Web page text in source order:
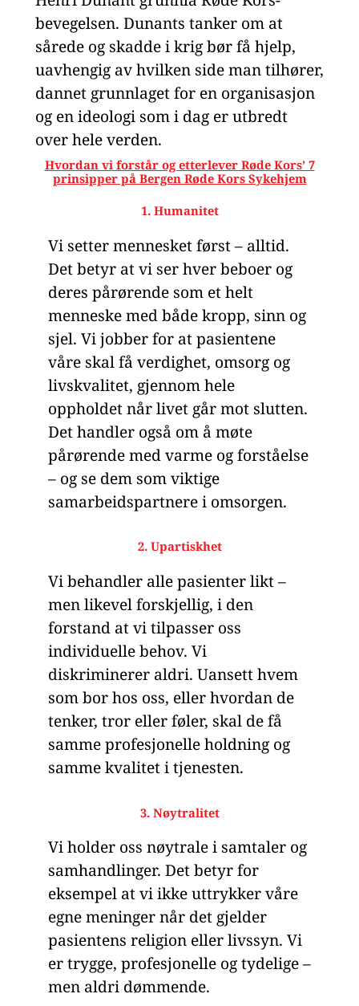
bevegelsen. Dunants tanker om at
sårede og skadde i krig bør få hjelp,
uavhengig av hvilken side man tilhører,
dannet grunnlaget for en organisasjon
og en ideologi som i dag er utbredt
over hele verden.
Hvordan vi forstår og etterlever Røde Kors’ 7
prinsipper på Bergen Røde Kors Sykehjem
1. Humanitet
Vi setter mennesket først – alltid.
Det betyr at vi ser hver beboer og
deres pårørende som et helt
menneske med både kropp, sinn og
sjel. Vi jobber for at pasientene
våre skal få verdighet, omsorg og
livskvalitet, gjennom hele
oppholdet når livet går mot slutten.
Det handler også om å møte
pårørende med varme og forståelse
– og se dem som viktige
samarbeidspartnere i omsorgen.
2. Upartiskhet
Vi behandler alle pasienter likt –
men likevel forskjellig, i den
forstand at vi tilpasser oss
individuelle behov. Vi
diskriminerer aldri. Uansett hvem
som bor hos oss, eller hvordan de
tenker, tror eller føler, skal de få
samme profesjonelle holdning og
samme kvalitet i tjenesten.
3. Nøytralitet
Vi holder oss nøytrale i samtaler og
samhandlinger. Det betyr for
eksempel at vi ikke uttrykker våre
egne meninger når det gjelder
pasientens religion eller livssyn. Vi
er trygge, profesjonelle og tydelige –
men aldri dømmende.